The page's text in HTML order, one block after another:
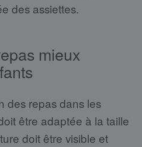
des assiettes.
mieux
des repas dans les
être adaptée à la taille
doit être visible et